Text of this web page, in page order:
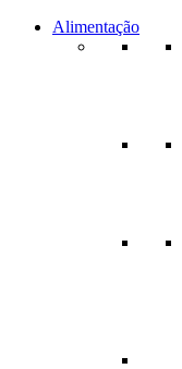
Alimentação